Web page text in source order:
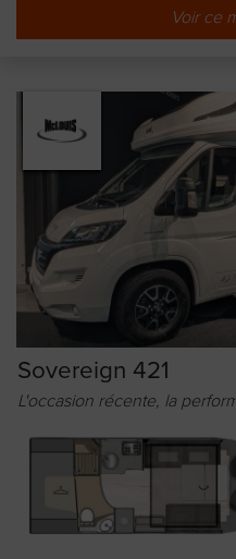
Voir ce
Sovereign 421
L'occasion récente, la